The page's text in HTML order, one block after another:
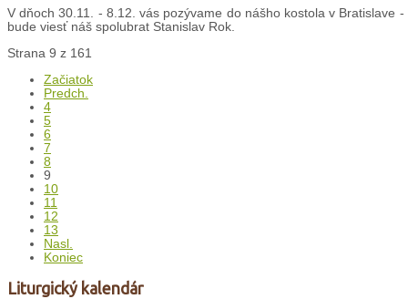
V dňoch 30.11. - 8.12. vás pozývame do nášho kostola v Bratislave
bude viesť náš spolubrat Stanislav Rok.
Strana 9 z 161
Začiatok
Predch.
4
5
6
7
8
9
10
11
12
13
Nasl.
Koniec
Liturgický kalendár